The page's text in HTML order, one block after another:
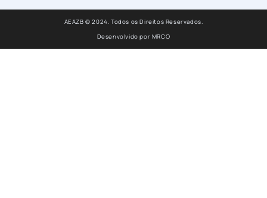
AEAZB © 2024. Todos os Direitos Reservados.
Desenvolvido por MRCO